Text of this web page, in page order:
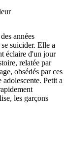
années
suicider. Elle a
éclaire d'un jour
relatée par
obsédés par ces
Petit a
les garçons